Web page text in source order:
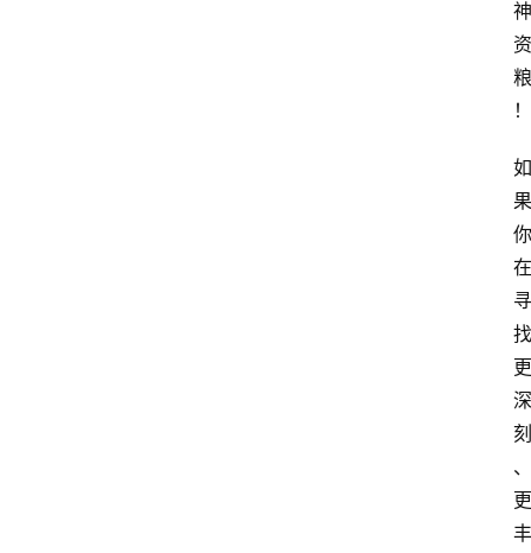
神
资
粮
！
如
果
你
在
寻
找
更
深
刻
、
更
丰